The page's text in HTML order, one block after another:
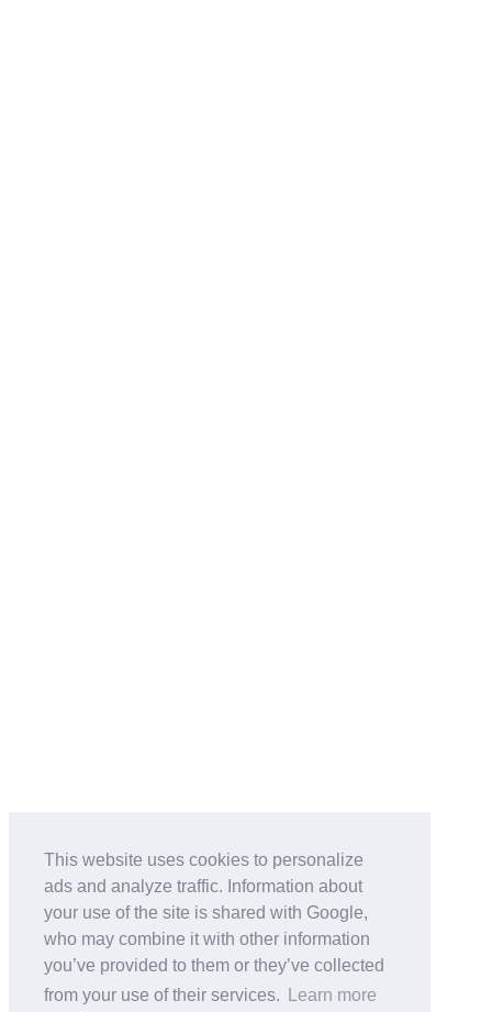
This website uses cookies to personalize
ads and analyze traffic. Information about
your use of the site is shared with Google,
who may combine it with other information
you’ve provided to them or they’ve collected
from your use of their services.
Learn more